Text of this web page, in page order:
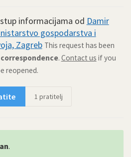
informacijama od Damir
gospodarstva i
Zagreb This request has been
. Contact us if you
reopened.
1 pratitelj
.